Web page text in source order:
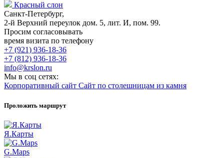
Красный слон
Санкт-Петербург,
2-й Верхний переулок дом. 5, лит. И, пом. 99.
Просим согласовывать
время визита по телефону
+7 (921) 936-18-36
+7 (812) 936-18-36
info@krslon.ru
Мы в соц сетях:
Корпоративный сайт Сайт по столешницам из камня
Проложить маршрут
Я.Карты
G.Maps